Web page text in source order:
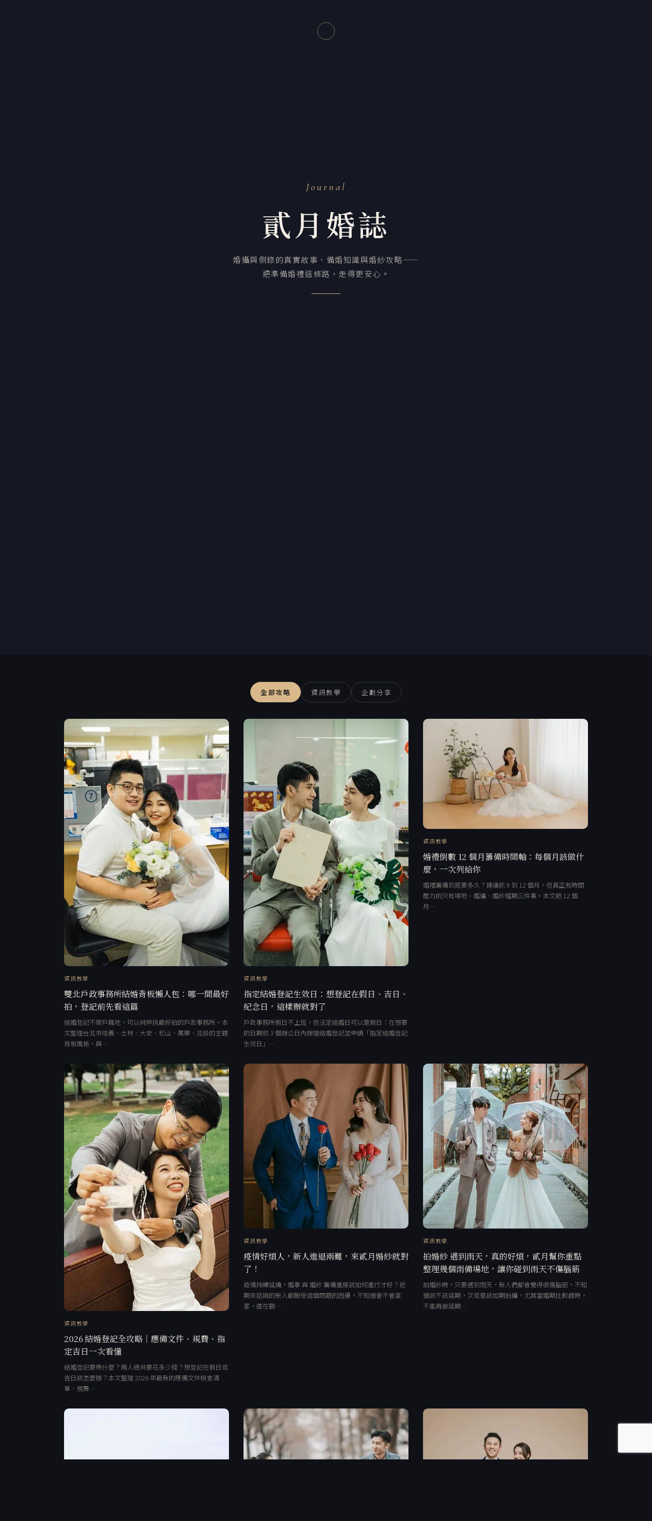
Journal
貳月婚誌
婚攝與側錄的真實故事、備婚知識與婚紗攻略——
把準備婚禮這條路，走得更安心。
全部攻略 資訊教學 企劃分享
資訊教學
雙北戶政事務所結婚背板懶人包：哪一間最好
拍，登記前先看這篇
結婚登記不限戶籍地，可以純粹挑最好拍的戶政事務所。本
文整理台北市信義、士林、大安、松山、萬華、北投的主題
背板風格，與…
資訊教學
指定結婚登記生效日：想登記在假日、吉日、
紀念日，這樣辦就對了
戶政事務所假日不上班，但法定結婚日可以是假日：在想要
的日期前 3 個辦公日內辦理結婚登記並申請「指定結婚登記
生效日」…
資訊教學
婚禮倒數 12 個月籌備時間軸：每個月該做什
麼，一次列給你
婚禮籌備到底要多久？建議抓 9 到 12 個月，但真正有時間
壓力的只有場地、婚攝、婚紗檔期三件事。本文把 12 個
月…
資訊教學
2026 結婚登記全攻略｜應備文件、規費、指
定吉日一次看懂
結婚登記要帶什麼？兩人總共要花多少錢？想登記在假日或
吉日該怎麼辦？本文整理 2026 年最新的應備文件檢查清
單、規費…
資訊教學
疫情好煩人，新人進退兩難，來貳月婚紗就對
了！
疫情持續延燒，婚事 與 婚紗 籌備進度該如何進行才好？近
期來諮詢的新人都飽受這個問題的困擾，不知道會不會宴
客，還在觀…
資訊教學
拍婚紗 遇到雨天，真的好煩，貳月幫你重點
整理幾個雨備場地，讓你碰到雨天不傷腦筋
拍婚紗時，只要遇到雨天，新人們都會覺得很傷腦筋，不知
道該不該延期，又或是該如期拍攝，尤其當婚期比較趕時，
不能再做延期…